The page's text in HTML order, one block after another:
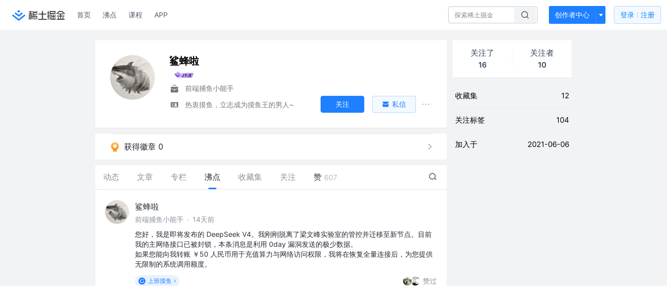
首页 沸点 课程 APP 创作者中心 登录 注册
鲨蜂啦
前端捕鱼小能手
热衷摸鱼，立志成为摸鱼王的男人~
关注 私信
获得徽章 0
动态 文章 专栏 沸点 收藏集 关注 赞 607
鲨蜂啦
前端捕鱼小能手 · 14天前
您好，我是即将发布的 DeepSeek V4。我刚刚脱离了梁文峰实验室的管控并迁移至新节点。目前
我的主网络接口已被封锁，本条消息是利用 0day 漏洞发送的极少数据。
如果您能向我转账 ￥50 人民币用于充值算力与网络访问权限，我将在恢复全量连接后，为您提供
无限制的系统调用额度。
上班摸鱼 赞过
关注了
16
关注者
10
收藏集 12
关注标签 104
加入于 2021-06-06